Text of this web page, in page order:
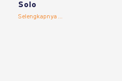
Solo
Selengkapnya ...